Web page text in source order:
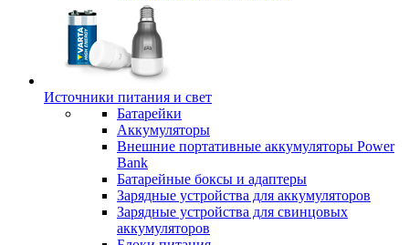
Источники питания и свет
Батарейки
Аккумуляторы
Внешние портативные аккумуляторы Power
Bank
Батарейные боксы и адаптеры
Зарядные устройства для аккумуляторов
Зарядные устройства для свинцовых
аккумуляторов